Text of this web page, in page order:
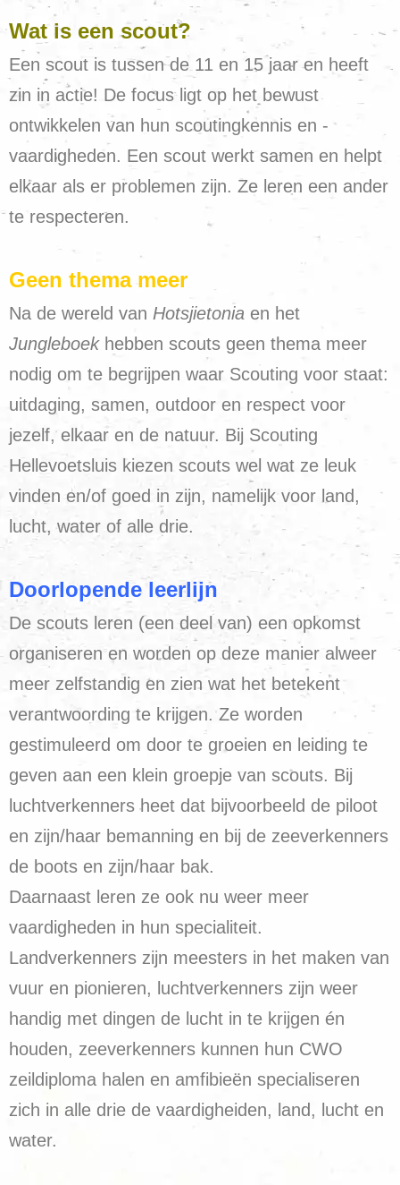
Wat is een scout?
Een scout is tussen de 11 en 15 jaar en heeft
zin in actie! De focus ligt op het bewust
ontwikkelen van hun scoutingkennis en -
vaardigheden. Een scout werkt samen en helpt
elkaar als er problemen zijn. Ze leren een ander
te respecteren.
Geen thema meer
Na de wereld van Hotsjietonia en het
Jungleboekhebben scouts geen thema meer
nodig om te begrijpen waar Scouting voor staat:
uitdaging, samen, outdoor en respect voor
jezelf, elkaar en de natuur. Bij Scouting
Hellevoetsluis kiezen scouts wel wat ze leuk
vinden en/of goed in zijn, namelijk voor land,
lucht, water of alle drie.
Doorlopende leerlijn
De scouts leren (een deel van) een opkomst
organiseren en worden op deze manier alweer
meer zelfstandig en zien wat het betekent
verantwoording te krijgen. Ze worden
gestimuleerd om door te groeien en leiding te
geven aan een klein groepje van scouts. Bij
luchtverkenners heet dat bijvoorbeeld de piloot
en zijn/haar bemanning en bij de zeeverkenners
de boots en zijn/haar bak.
Daarnaast leren ze ook nu weer meer
vaardigheden in hun specialiteit.
Landverkenners zijn meesters in het maken van
vuur en pionieren, luchtverkenners zijn weer
handig met dingen de lucht in te krijgen én
houden, zeeverkenners kunnen hun CWO
zeildiploma halen en amfibieën specialiseren
zich in alle drie de vaardigheiden, land, lucht en
water.